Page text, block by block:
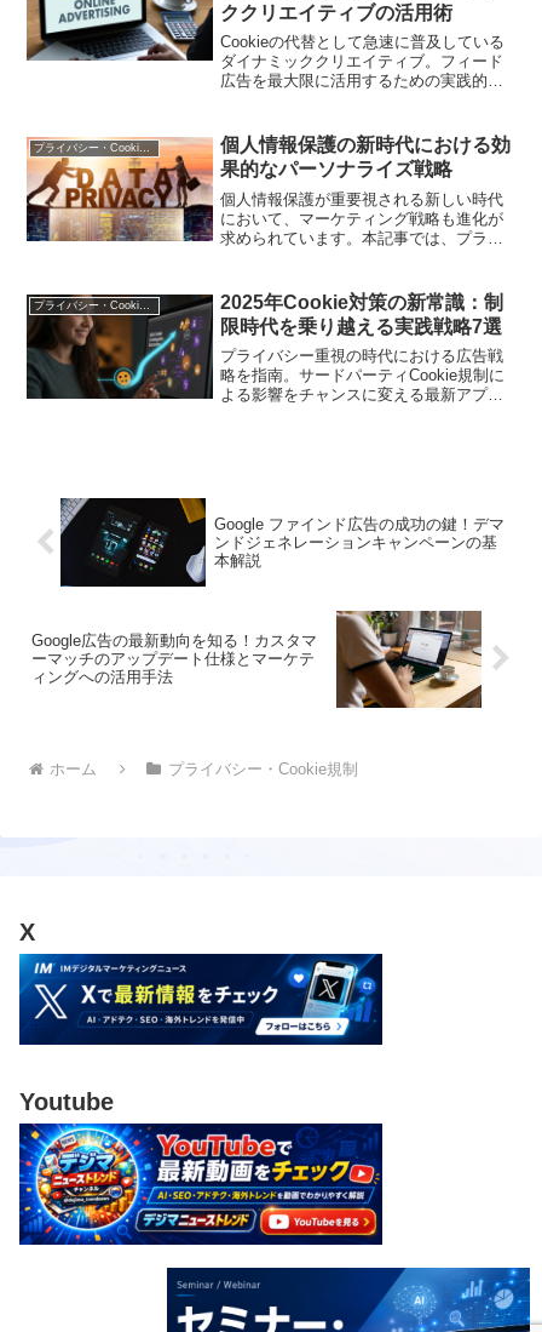
ククリエイティブの活用術
Cookieの代替として急速に普及している
ダイナミッククリエイティブ。フィード
広告を最大限に活用するための実践的な
プライバシー・Cookie規制
個人情報保護の新時代における効
果的なパーソナライズ戦略
個人情報保護が重要視される新しい時代
において、マーケティング戦略も進化が
求められています。本記事では、プライ
法とその実践例を紹介します。
2025年Cookie対策の新常識：制
限時代を乗り越える実践戦略7選
プライバシー重視の時代における広告戦
略を指南。サードパーティCookie規制に
よる影響をチャンスに変える最新アプロ
Google ファインド広告の成功の鍵！デマ
ンドジェネレーションキャンペーンの基
本解説
Google広告の最新動向を知る！カスタマ
ーマッチのアップデート仕様とマーケテ
ィングへの活用手法
ホーム プライバシー・Cookie規制
X
Youtube